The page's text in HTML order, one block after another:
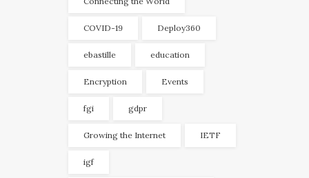
COVID-19 Deploy360
ebastille education
Encryption Events
fgi gdpr
Growing the Internet IETF
igf